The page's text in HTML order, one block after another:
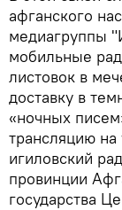
афганского
медиагруппы
мобильные
листовок в
доставку в
«ночных
трансляцию
игиловский
провинции
государства